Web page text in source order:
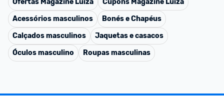
Ofertas Magazine Luiza Cupons Magazine Luiza
Acessórios masculinos
Bonés e Chapéus
Calçados masculinos
Jaquetas e casacos
Óculos masculino
Roupas masculinas